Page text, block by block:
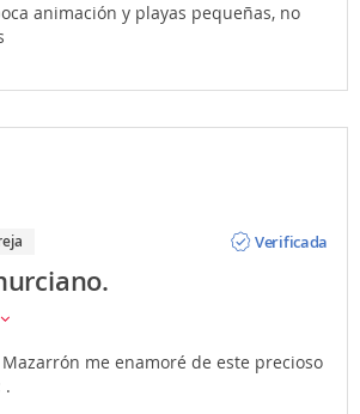
animación y playas pequeñas, no
Verificada
me enamoré de este precioso
.